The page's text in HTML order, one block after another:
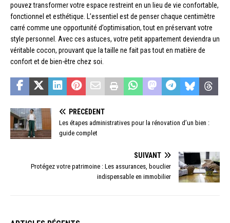
pouvez transformer votre espace restreint en un lieu de vie confortable,
fonctionnel et esthétique. L’essentiel est de penser chaque centimètre
carré comme une opportunité d’optimisation, tout en préservant votre
style personnel. Avec ces astuces, votre petit appartement deviendra un
véritable cocon, prouvant que la taille ne fait pas tout en matière de
confort et de bien-être chez soi.
PRÉCÉDENT
Les étapes administratives pour la rénovation d’un bien :
guide complet
SUIVANT
Protégez votre patrimoine : Les assurances, bouclier
indispensable en immobilier